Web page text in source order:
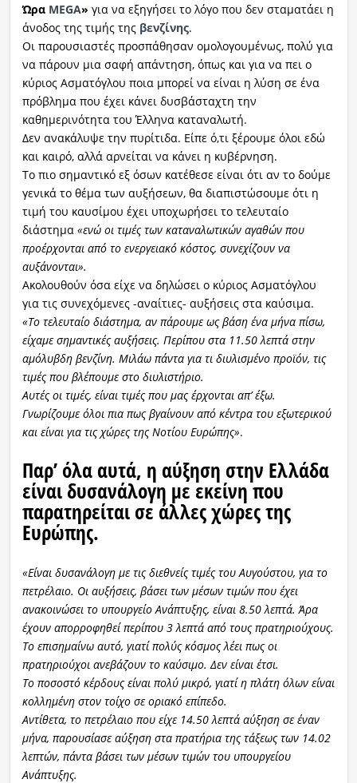
Ώρα MEGA» για να εξηγήσει το λόγο που δεν σταματάει η
άνοδος της τιμής της βενζίνης.
Οι παρουσιαστές προσπάθησαν ομολογουμένως, πολύ για
να πάρουν μια σαφή απάντηση, όπως και για να πει ο
κύριος Ασματόγλου ποια μπορεί να είναι η λύση σε ένα
πρόβλημα που έχει κάνει δυσβάσταχτη την
καθημερινότητα του Έλληνα καταναλωτή.
Δεν ανακάλυψε την πυρίτιδα. Είπε ό,τι ξέρουμε όλοι εδώ
και καιρό, αλλά αρνείται να κάνει η κυβέρνηση.
Το πιο σημαντικό εξ όσων κατέθεσε είναι ότι αν το δούμε
γενικά το θέμα των αυξήσεων, θα διαπιστώσουμε ότι η
τιμή του καυσίμου έχει υποχωρήσει το τελευταίο
διάστημα «ενώ οι τιμές των καταναλωτικών αγαθών που
προέρχονται από το ενεργειακό κόστος, συνεχίζουν να
αυξάνονται».
Ακολουθούν όσα είχε να δηλώσει ο κύριος Ασματόγλου
για τις συνεχόμενες -αναίτιες- αυξήσεις στα καύσιμα.
«Το τελευταίο διάστημα, αν πάρουμε ως βάση ένα μήνα πίσω,
είχαμε σημαντικές αυξήσεις. Περίπου στα 11.50 λεπτά στην
αμόλυβδη βενζίνη. Μιλάω πάντα για τι διυλισμένο προϊόν, τις
τιμές που βλέπουμε στο διυλιστήριο.
Αυτές οι τιμές, είναι τιμές που μας έρχονται απ’ έξω.
Γνωρίζουμε όλοι πια πως βγαίνουν από κέντρα του εξωτερικού
και είναι για τις χώρες της Νοτίου Ευρώπης».
Παρ’ όλα αυτά, η αύξηση στην Ελλάδα
είναι δυσανάλογη με εκείνη που
παρατηρείται σε άλλες χώρες της
Ευρώπης.
«Είναι δυσανάλογη με τις διεθνείς τιμές του Αυγούστου, για το
πετρέλαιο. Οι αυξήσεις, βάσει των μέσων τιμών που έχει
ανακοινώσει το υπουργείο Ανάπτυξης, είναι 8.50 λεπτά. Άρα
έχουν απορροφηθεί περίπου 3 λεπτά από τους πρατηριούχους.
Το επισημαίνω αυτό, γιατί πολύς κόσμος λέει πως οι
πρατηριούχοι ανεβάζουν το καύσιμο. Δεν είναι έτσι.
Το ποσοστό κέρδους είναι πολύ μικρό, γιατί η πλάτη όλων είναι
κολλημένη στον τοίχο σε οριακό επίπεδο.
Αντίθετα, το πετρέλαιο που είχε 14.50 λεπτά αύξηση σε έναν
μήνα, παρουσίασε αύξηση στα πρατήρια της τάξεως των 14.02
λεπτών, πάντα βάσει των μέσων τιμών του υπουργείου
Ανάπτυξης.